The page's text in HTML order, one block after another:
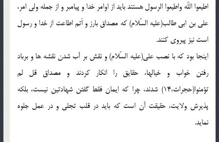
اطيعوا اللّه واطيعوا الرسول هستند بايد از اوامر خدا و پيامبر و از جمله ولى امر،
على بن ابى طالب(علیه السّلام) كه مصداق بارز و اَتم اطاعت از خدا و رسول
است نيز پيروى كنند.
اينجا بود كه با نصب على(علیه السّلام) و نقش بر آب شدن نقشه ها و برباد
رفتن خواب و خيالها، حقايق را انكار كردند و مصداق قل لم
تؤمنوا(حجرات،14) شدند، چرا كه ايمان فقط گفتن شهادتين نيست، بلكه
پذيرش ولايت، حقيقت آن است كه بايد در قلب تجلى و در عمل جلوه
نمايد.